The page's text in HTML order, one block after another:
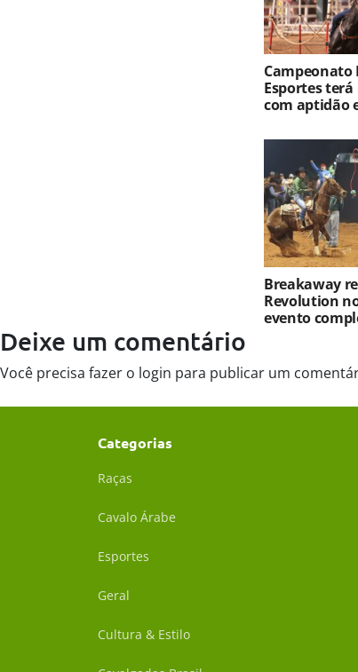
Campeonato
Esportes
com aptidão
Breakaway
Revolution
evento
Deixe um comentário
Você precisa fazer o login para publicar um
Categorias
Raças
Cavalo Árabe
Esportes
Geral
Cultura & Estilo